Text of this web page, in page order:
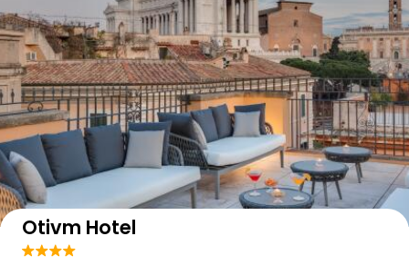
Auf der Karte anzeigen
Otivm Hotel